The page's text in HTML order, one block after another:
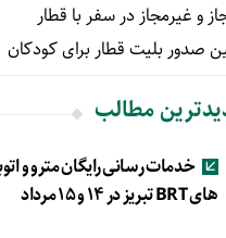
و غیرمجاز در سفر با قطار
صدور بلیت قطار برای کودکان
مطالب
خدمات رسانی رایگان مترو و
های BRT تبریز در ۱۴ و ۱۵ مرداد